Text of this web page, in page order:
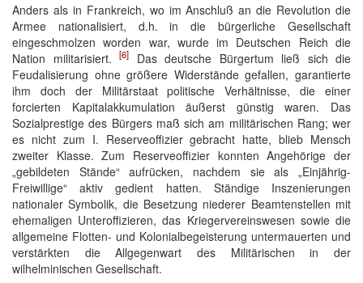
Anders als in Frankreich, wo im Anschluß an die Revolution die
Armee nationalisiert, d.h. in die bürgerliche Gesellschaft
eingeschmolzen worden war, wurde im Deutschen Reich die
Nation militarisiert.
[6]
Das deutsche Bürgertum ließ sich die
Feudalisierung ohne größere Widerstände gefallen, garantierte
ihm doch der Militärstaat politische Verhältnisse, die einer
forcierten Kapitalakkumulation äußerst günstig waren. Das
Sozialprestige des Bürgers maß sich am militärischen Rang; wer
es nicht zum I. Reserveoffizier gebracht hatte, blieb Mensch
zweiter Klasse. Zum Reserveoffizier konnten Angehörige der
„gebildeten Stände“ aufrücken, nachdem sie als „Einjährig-
Freiwillige“ aktiv gedient hatten. Ständige Inszenierungen
nationaler Symbolik, die Besetzung niederer Beamtenstellen mit
ehemaligen Unteroffizieren, das Kriegervereinswesen sowie die
allgemeine Flotten- und Kolonialbegeisterung untermauerten und
verstärkten die Allgegenwart des Militärischen in der
wilhelminischen Gesellschaft.